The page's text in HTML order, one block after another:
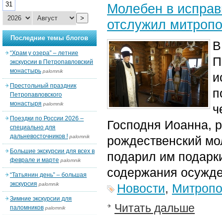
Молебен в
отслужил
Господня Иоанна,
рождественский
подарил им
содержания
Новости,
Читать дальше
31
>
Последние темы блогов
“Храм у озера” – летние
экскурсии в Петропавловский
монастырь palomnik
Престольный праздник
Петропавловского
монастыря palomnik
Поездки по России 2026 –
специально для
дальневосточников ! palomnik
Большие экскурсии для всех в
феврале и марте palomnik
“Татьянин день” – большая
экскурсия palomnik
Зимние экскурсии для
паломников palomnik